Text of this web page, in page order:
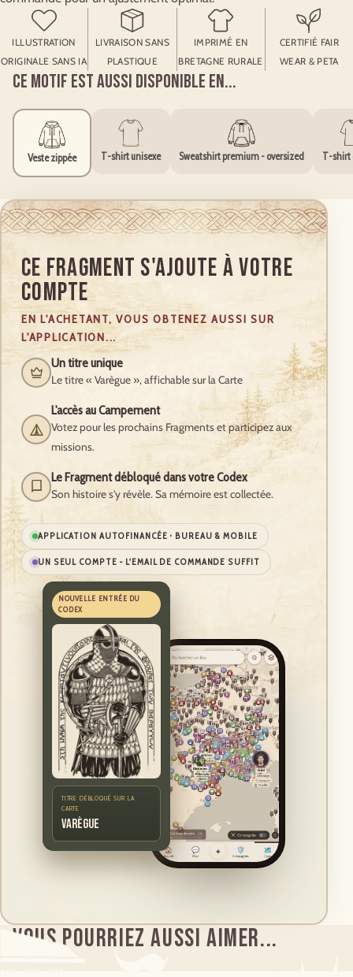
ILLUSTRATION
ORIGINALE SANS IA
LIVRAISON SANS
PLASTIQUE
IMPRIMÉ EN
BRETAGNE RURALE
CERTIFIÉ FAIR
WEAR & PETA
Ce motif est aussi disponible en...
Veste zippée T-shirt unisexe Sweatshirt premium - oversized T-shirt
Ce Fragment s'ajoute à votre
compte
EN L'ACHETANT, VOUS OBTENEZ AUSSI SUR
L'APPLICATION...
Un titre unique
Le titre « Varègue », affichable sur la Carte
L'accès au Campement
Votez pour les prochains Fragments et participez aux
missions.
Le Fragment débloqué dans votre Codex
Son histoire s'y révèle. Sa mémoire est collectée.
APPLICATION AUTOFINANCÉE · BUREAU & MOBILE
UN SEUL COMPTE - L'EMAIL DE COMMANDE SUFFIT
NOUVELLE ENTRÉE DU
CODEX
TITRE DÉBLOQUÉ SUR LA
CARTE
Varègue
Vous pourriez aussi aimer...